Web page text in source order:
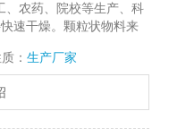
、农药、院校等生产、科
速干燥。颗粒状物料来
： 生产厂家